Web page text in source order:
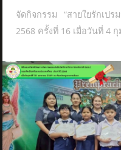
จัดกิจกรรม “สายใยรักเป
2568 ครั้งที่ 16 เมื่อวันที่ 4